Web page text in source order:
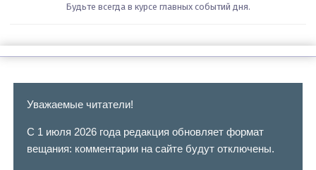
Будьте всегда в курсе главных событий дня.
Уважаемые читатели!
С 1 июля 2026 года редакция обновляет формат
вещания: комментарии на сайте будут отключены.